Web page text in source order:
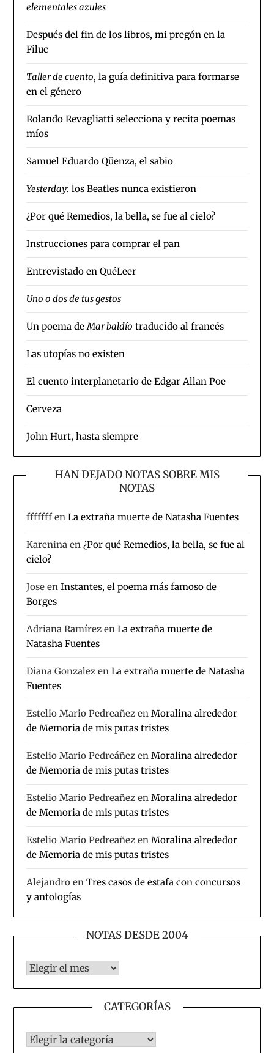
elementales azules
Después del fin de los libros, mi pregón en la
Filuc
Taller de cuento, la guía definitiva para formarse
en el género
Rolando Revagliatti selecciona y recita poemas
míos
Samuel Eduardo Qüenza, el sabio
Yesterday: los Beatles nunca existieron
¿Por qué Remedios, la bella, se fue al cielo?
Instrucciones para comprar el pan
Entrevistado en QuéLeer
Uno o dos de tus gestos
Un poema deMar baldío traducido al francés
Las utopías no existen
El cuento interplanetario de Edgar Allan Poe
Cerveza
John Hurt, hasta siempre
HAN DEJADO NOTAS SOBRE MIS
NOTAS
fffffffenLa extraña muerte de Natasha Fuentes
Karenina en¿Por qué Remedios, la bella, se fue al
cielo?
Jose enInstantes, el poema más famoso de
Borges
Adriana Ramírez enLa extraña muerte de
Natasha Fuentes
Diana Gonzalez enLa extraña muerte de Natasha
Fuentes
Estelio Mario Pedreañez enMoralina alrededor
de Memoria de mis putas tristes
Estelio Mario Pedreáñez enMoralina alrededor
de Memoria de mis putas tristes
Estelio Mario Pedreañez enMoralina alrededor
de Memoria de mis putas tristes
Estelio Mario Pedreañez enMoralina alrededor
de Memoria de mis putas tristes
Alejandro enTres casos de estafa con concursos
y antologías
NOTAS DESDE 2004
Notas desde 2004
CATEGORÍAS
CATEGORÍAS